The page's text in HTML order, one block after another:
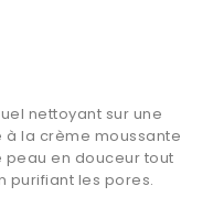
nettoyant sur une
la crème moussante
peau en douceur tout
purifiant les pores.